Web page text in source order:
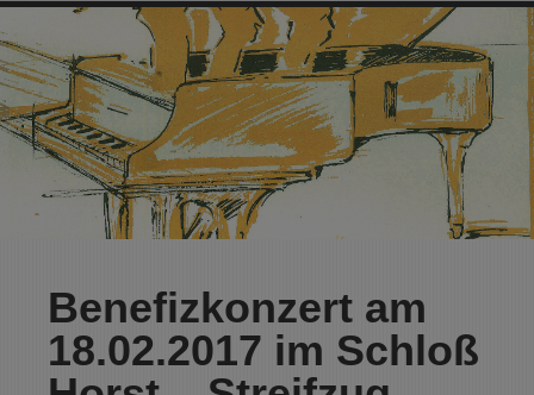
Benefizkonzert am
18.02.2017 im Schloß